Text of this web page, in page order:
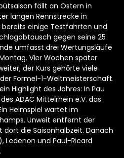
fällt an Ostern in
langen Rennstrecke in
einige Testfahrten und
gegen seine 25
umfasst drei Wertungsläufe
Vier Wochen später
der Kurs gehörte viele
Formel-1-Weltmeisterschaft.
Highlight des Jahres: In Pau
ADAC Mittelrhein e.V. das
Heimspiel wartet im
Unweit entfernt der
die Saisonhalbzeit. Danach
Ledenon und Paul-Ricard